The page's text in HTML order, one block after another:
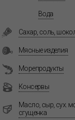
Вода
Сахар, соль,
Мясные изделия
Морепродукты
Консервы
Масло, сыр, сух.
сгущенка